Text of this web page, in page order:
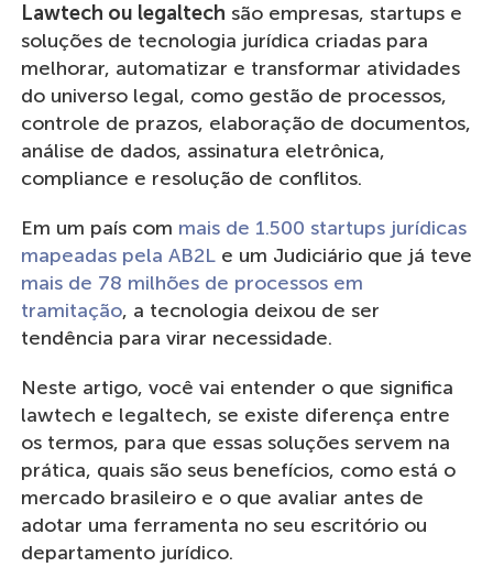
Lawtech ou legaltech são empresas, startups e
soluções de tecnologia jurídica criadas para
melhorar, automatizar e transformar atividades
do universo legal, como gestão de processos,
controle de prazos, elaboração de documentos,
análise de dados, assinatura eletrônica,
compliance e resolução de conflitos.
Em um país com mais de 1.500 startups jurídicas
mapeadas pela AB2Le um Judiciário que já teve
mais de 78 milhões de processos em
tramitação, a tecnologia deixou de ser
tendência para virar necessidade.
Neste artigo, você vai entender o que significa
lawtech e legaltech, se existe diferença entre
os termos, para que essas soluções servem na
prática, quais são seus benefícios, como está o
mercado brasileiro e o que avaliar antes de
adotar uma ferramenta no seu escritório ou
departamento jurídico.